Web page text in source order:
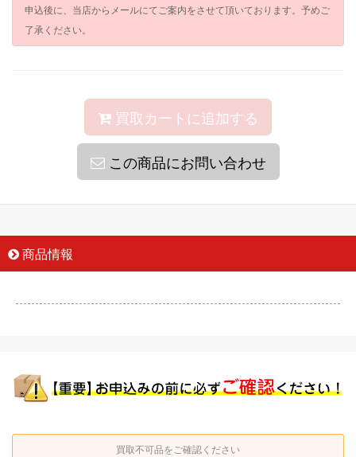
申込後に、当店からメールにてご案内をさせて頂いております。予めご
了承ください。
買取カートに追加する
この商品にお問い合わせ
商品情報
買取不可品をご確認ください